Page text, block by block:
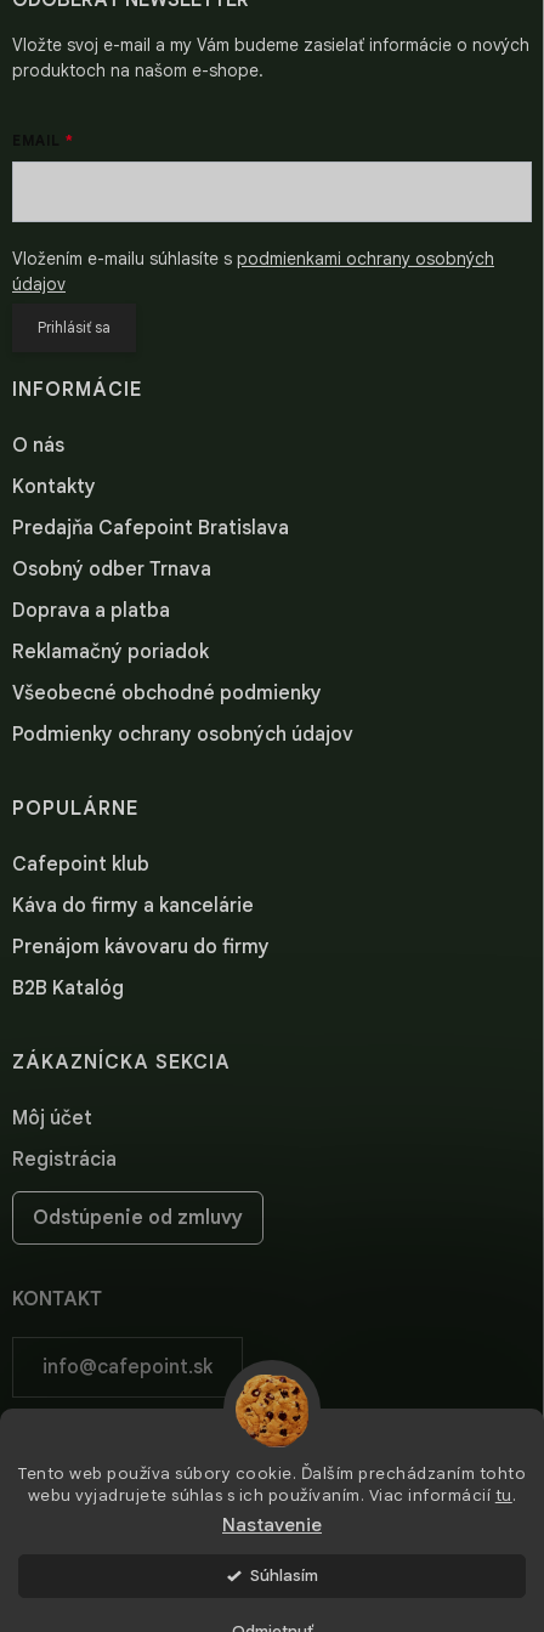
Tento web používa súbory cookie. Ďalším prechádzaním tohto
webu vyjadrujete súhlas s ich používaním. Viac informácií tu.
Nastavenie
Súhlasím
Vložte svoj e-mail a my Vám budeme zasielať informácie o nových
produktoch na našom e-shope.
Vložením e-mailu súhlasíte s podmienkami ochrany osobných
údajov
Prihlásiť sa
INFORMÁCIE
O nás
Kontakty
Predajňa Cafepoint Bratislava
Osobný odber Trnava
Doprava a platba
Reklamačný poriadok
Všeobecné obchodné podmienky
Podmienky ochrany osobných údajov
POPULÁRNE
Cafepoint klub
Káva do firmy a kancelárie
Prenájom kávovaru do firmy
B2B Katalóg
ZÁKAZNÍCKA SEKCIA
Môj účet
Registrácia
Odstúpenie od zmluvy
KONTAKT
info@cafepoint.sk
cafepoint_sk/